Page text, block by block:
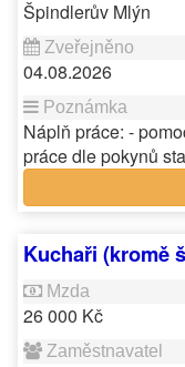
Špindlerův Mlýn
04.08.2026
Náplň práce: -
práce dle pokynů
Kuchaři (kromě
26 000 Kč